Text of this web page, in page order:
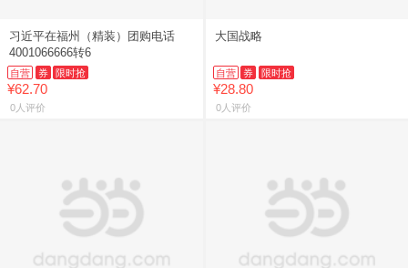
习近平在福州（精装）团购电话
4001066666转6
自营 券 限时抢
¥62.70
0人评价
大国战略
自营 券 限时抢
¥28.80
0人评价